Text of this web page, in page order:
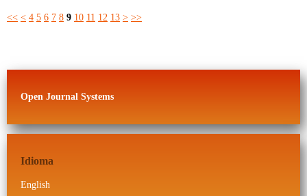
<< < 4 5 6 7 8 9 10 11 12 13 > >>
Open Journal Systems
Idioma
English